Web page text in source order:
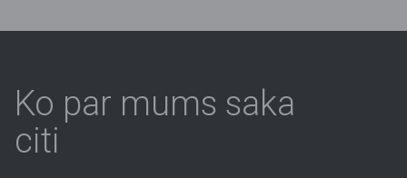
Ko par mums saka
citi